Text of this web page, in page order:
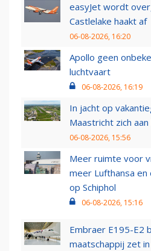
easyJet wordt
Castlelake haakt af
06-08-2026, 16:20
Apollo geen
luchtvaart
06-08-2026, 16:19
In jacht op
Maastricht zich aan
06-08-2026, 15:56
Meer ruimte voor
meer Lufthansa
op Schiphol
06-08-2026, 15:16
Embraer E195-E2
maatschappij zet